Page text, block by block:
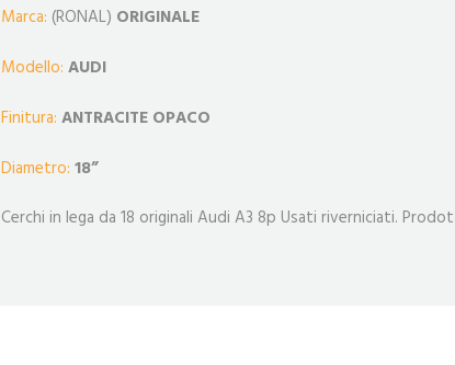
Marca: (RONAL) ORIGINALE
Modello: AUDI
Finitura: ANTRACITE OPACO
Diametro: 18”
Cerchi in lega da 18 originali Audi A3 8p Usati riverniciati.